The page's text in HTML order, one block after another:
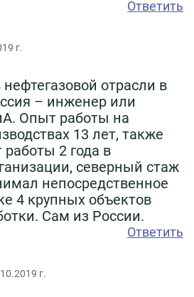
Ответить
г.
отрасли в
– инженер или
Опыт работы на
13 лет, также
2 года в
северный стаж
непосредственное
4 крупных объектов
Сам из России.
Ответить
г.